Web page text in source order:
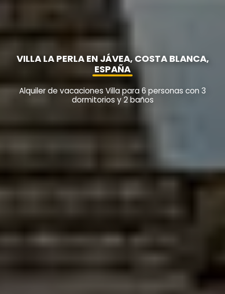
VILLA LA PERLA EN JÁVEA, COSTA BLANCA,
ESPAÑA
Alquiler de vacaciones Villa para 6 personas con 3
dormitorios y 2 baños